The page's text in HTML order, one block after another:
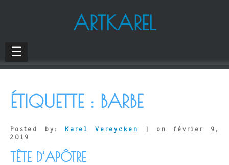
ARTKAREL
☰
ÉTIQUETTE : BARBE
Posted by: Karel Vereycken
| on février 9,
2019
TÊTE D’APÔTRE